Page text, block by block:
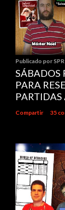
Publicado por SPR
SÁBADOS
PARA
Compartir 35